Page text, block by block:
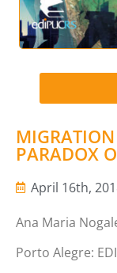
PARADOX
April 16th,
Ana Maria
Porto Alegre: